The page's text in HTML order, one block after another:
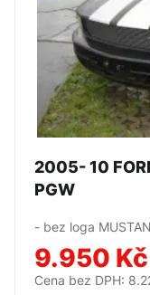
2005- 10 FORD
- bez loga
9.950 Kč
Cena bez DPH: